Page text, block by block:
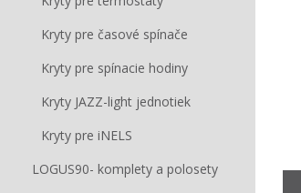
Kryty pre časové spínače
Kryty pre spínacie hodiny
Kryty JAZZ-light jednotiek
Kryty pre iNELS
LOGUS90- komplety a polosety